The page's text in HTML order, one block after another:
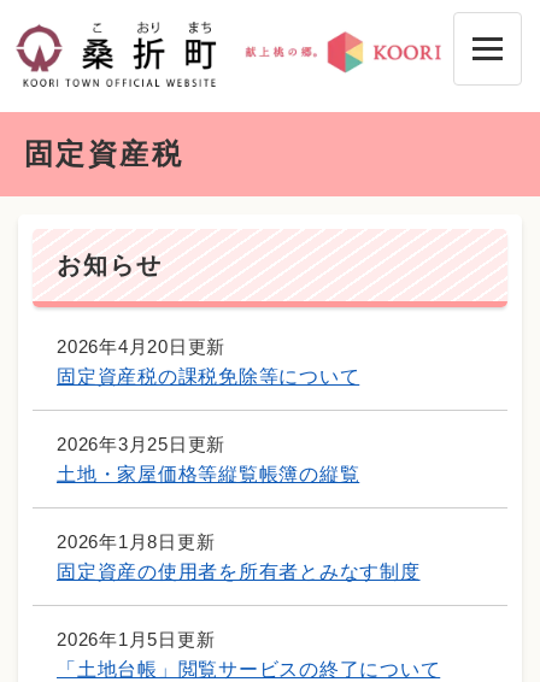
先
固定資産税
お知らせ
2026年4月20日更新
固定資産税の課税免除等について
2026年3月25日更新
土地・家屋価格等縦覧帳簿の縦覧
2026年1月8日更新
固定資産の使用者を所有者とみなす制度
2026年1月5日更新
「土地台帳」閲覧サービスの終了について